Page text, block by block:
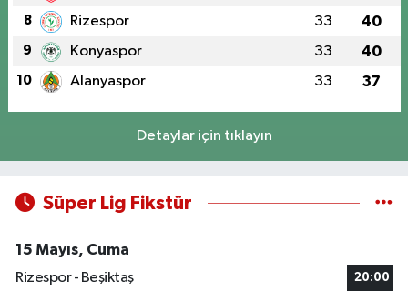
8 Rizespor 33 40
9 Konyaspor 33 40
10 Alanyaspor 33 37
Detaylar için tıklayın
Süper Lig Fikstür
15 Mayıs, Cuma
Rizespor - Beşiktaş
20:00